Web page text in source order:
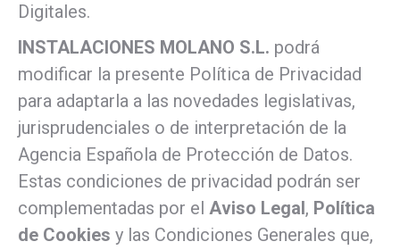
Digitales.
INSTALACIONES MOLANO S.L. podrá
modificar la presente Política de Privacidad
para adaptarla a las novedades legislativas,
jurisprudenciales o de interpretación de la
Agencia Española de Protección de Datos.
Estas condiciones de privacidad podrán ser
complementadas por el Aviso Legal, Política
de Cookies y las Condiciones Generales que,